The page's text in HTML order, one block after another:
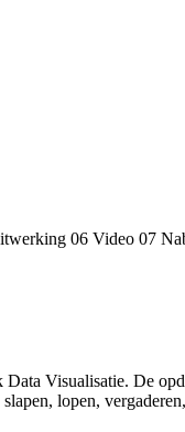
06 Video 07
Visualisatie. De
lopen,